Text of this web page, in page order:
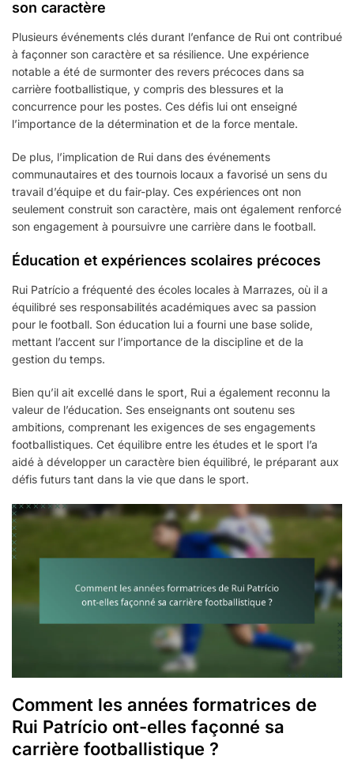
son caractère
Plusieurs événements clés durant l’enfance de Rui ont contribué
à façonner son caractère et sa résilience. Une expérience
notable a été de surmonter des revers précoces dans sa
carrière footballistique, y compris des blessures et la
concurrence pour les postes. Ces défis lui ont enseigné
l’importance de la détermination et de la force mentale.
De plus, l’implication de Rui dans des événements
communautaires et des tournois locaux a favorisé un sens du
travail d’équipe et du fair-play. Ces expériences ont non
seulement construit son caractère, mais ont également renforcé
son engagement à poursuivre une carrière dans le football.
Éducation et expériences scolaires précoces
Rui Patrício a fréquenté des écoles locales à Marrazes, où il a
équilibré ses responsabilités académiques avec sa passion
pour le football. Son éducation lui a fourni une base solide,
mettant l’accent sur l’importance de la discipline et de la
gestion du temps.
Bien qu’il ait excellé dans le sport, Rui a également reconnu la
valeur de l’éducation. Ses enseignants ont soutenu ses
ambitions, comprenant les exigences de ses engagements
footballistiques. Cet équilibre entre les études et le sport l’a
aidé à développer un caractère bien équilibré, le préparant aux
défis futurs tant dans la vie que dans le sport.
Comment les années formatrices de
Rui Patrício ont-elles façonné sa
carrière footballistique ?